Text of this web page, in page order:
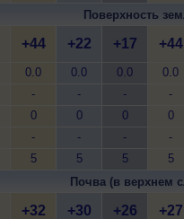
Поверхность
+44
0.0
-
0
-
5
+22
0.0
-
0
-
5
+17
0.0
-
0
-
5
+44
0.0
-
0
-
5
Почва (в верхнем
+32 +30 +26 +27